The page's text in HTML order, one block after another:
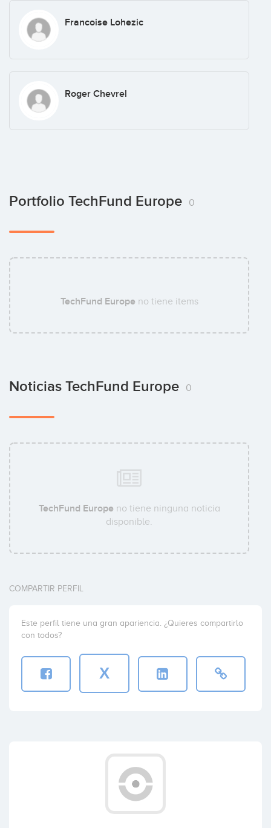
Francoise Lohezic
Roger Chevrel
Portfolio TechFund Europe 0
TechFund Europeno tiene items
Noticias TechFund Europe 0
TechFund Europeno tiene ninguna noticia
disponible.
COMPARTIR PERFIL
Este perfil tiene una gran apariencia. ¿Quieres compartirlo
con todos?
X